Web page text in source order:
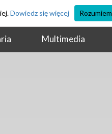
Multimedia
Dowiedz się więcej Rozumiem